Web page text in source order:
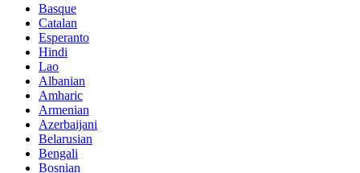
Basque
Catalan
Esperanto
Hindi
Lao
Albanian
Amharic
Armenian
Azerbaijani
Belarusian
Bengali
Bosnian